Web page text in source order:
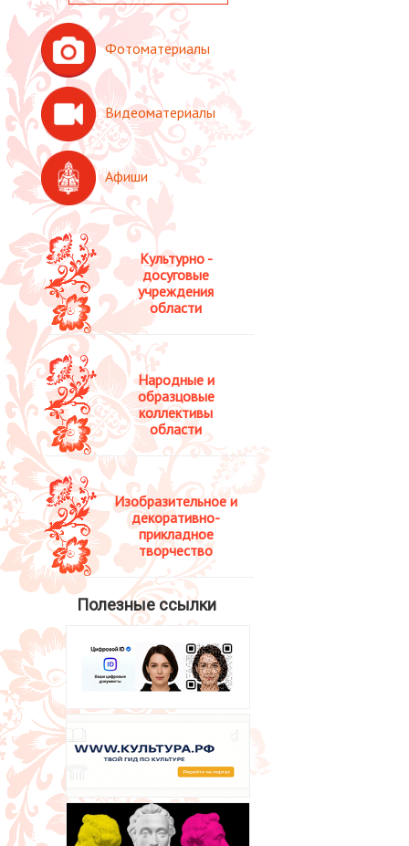
Культурно -
досуговые
учреждения
области
Народные и
образцовые
коллективы
области
Изобразительное и
декоративно-
прикладное
творчество
Полезные ссылки
Фотоматериалы
Видеоматериалы
Афиши